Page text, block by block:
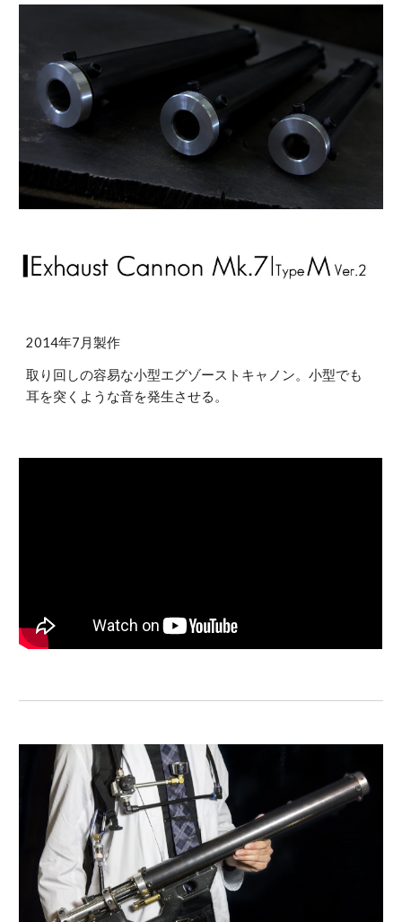
2014年7月製作
取り回しの容易な小型エグゾーストキャノン。小型でも
耳を突くような音を発生させる。